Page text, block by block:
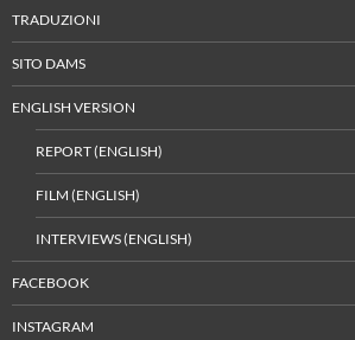
TRADUZIONI
SITO DAMS
ENGLISH VERSION
REPORT (ENGLISH)
FILM (ENGLISH)
INTERVIEWS (ENGLISH)
FACEBOOK
INSTAGRAM